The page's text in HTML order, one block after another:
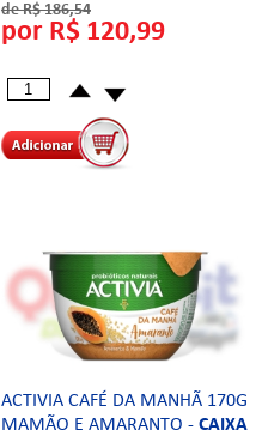
de R$ 186,54
por R$ 120,99
ACTIVIA CAFÉ DA MANHÃ 170G
MAMÃO E AMARANTO - CAIXA